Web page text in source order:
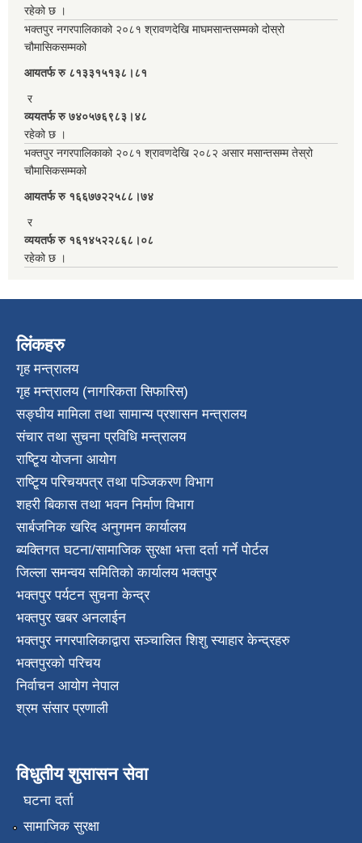
रहेको छ ।
भक्तपुर नगरपालिकाको २०८१ श्रावणदेखि माघमसान्तसम्मको दोस्रो
चौमासिकसम्मको
आयतर्फ रु‌ ८१३३१५१३८।८१
र
व्ययतर्फ रु ७४०५७६९८३।४८
रहेको छ ।
भक्तपुर नगरपालिकाको २०८१ श्रावणदेखि २०८२ असार मसान्तसम्म तेस्रो
चौमासिकसम्मको
आयतर्फ रु‌ १६६७७२२५८८।७४
र
व्ययतर्फ रु १६१४५२२८६८।०८
रहेको छ ।
लिंकहरु
गृह मन्त्रालय
गृह मन्त्रालय (नागरिकता सिफारिस)
सङ्घीय मामिला तथा सामान्य प्रशासन मन्त्रालय
संचार तथा सुचना प्रविधि मन्त्रालय
राष्टि्ृय योजना आयोग
राष्टि्ृय परिचयपत्र तथा पञ्जिकरण विभाग
शहरी बिकास तथा भवन निर्माण विभाग
सार्बजनिक खरिद अनुगमन कार्यालय
ब्यक्तिगत घटना/सामाजिक सुरक्षा भत्ता दर्ता गर्ने पोर्टल
जिल्ला समन्वय समितिको कार्यालय भक्तपुर
भक्तपुर पर्यटन सुचना केन्द्र
भक्तपुर खबर अनलाईन
भक्तपुर नगरपालिकाद्वारा सञ्चालित शिशु स्याहार केन्द्रहरु
भक्तपुरकाे परिचय
निर्वाचन आयोग नेपाल
श्रम संसार प्रणाली
विधुतीय शुसासन सेवा
घटना दर्ता
सामाजिक सुरक्षा